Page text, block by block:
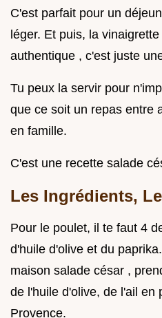
C'est parfait pour un
léger. Et puis, la
authentique , c'est juste
Tu peux la servir pour
que ce soit un repas entre
en famille.
C'est une recette salade
Les Ingrédients,
Pour le poulet, il te faut 4
d'huile d'olive et du
maison salade césar ,
de l'huile d'olive, de l'ail en
Provence.